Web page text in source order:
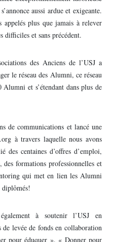
aussi ardue et exigeante.
plus que jamais à relever
difficiles et sans précédent.
des Anciens de l’USJ a
le réseau des Alumni, ce réseau
et s’étendant dans plus de
de communications et lancé une
à travers laquelle nous avons
centaines d’offres d’emploi,
des formations professionnelles et
qui met en lien les Alumni
diplômés!
à soutenir l’USJ en
levée de fonds en collaboration
pour éduquer », « Donner pour